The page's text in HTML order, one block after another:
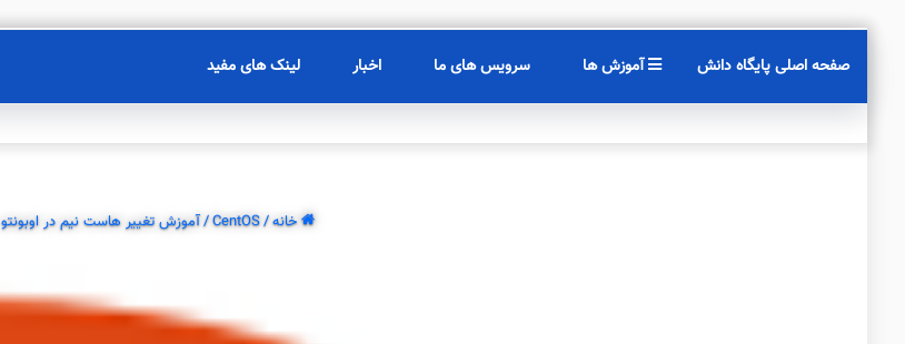
لینک های مفید اخبار سرویس های ما آموزش ها صفحه اصلی پایگاه دانش
خانه/
CentOS
/آموزش تغییر هاست نیم در اوبونتو